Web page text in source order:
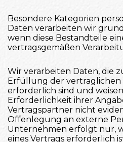
Besondere Kategorien
Daten verarbeiten wir
wenn diese Bestandteile
vertragsgemäßen
Wir verarbeiten Daten, die
Erfüllung der vertraglichen
erforderlich sind und
Erforderlichkeit ihrer
Vertragspartner nicht
Offenlegung an externe
Unternehmen erfolgt nur,
eines Vertrags erforderlich